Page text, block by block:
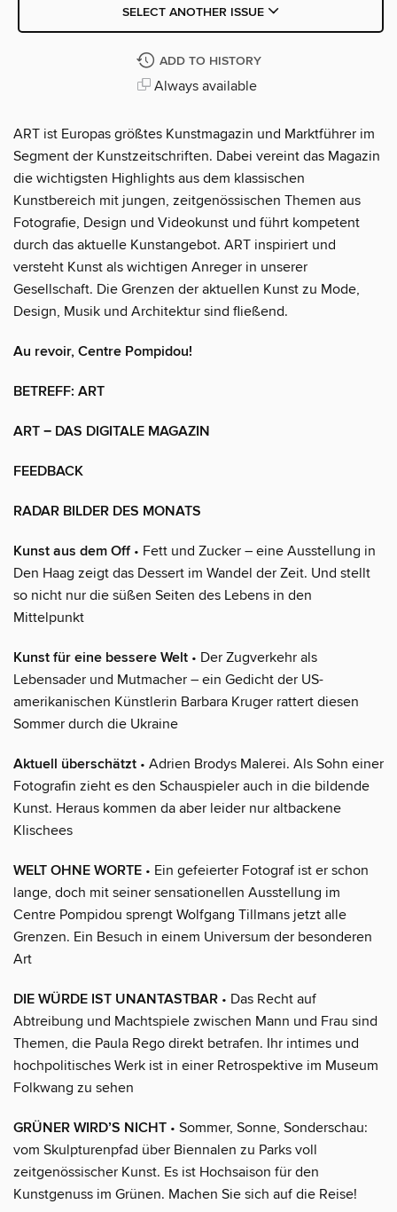
SELECT ANOTHER ISSUE
ADD TO HISTORY
Always available
ART ist Europas größtes Kunstmagazin und Marktführer im
Segment der Kunstzeitschriften. Dabei vereint das Magazin
die wichtigsten Highlights aus dem klassischen
Kunstbereich mit jungen, zeitgenössischen Themen aus
Fotografie, Design und Videokunst und führt kompetent
durch das aktuelle Kunstangebot. ART inspiriert und
versteht Kunst als wichtigen Anreger in unserer
Gesellschaft. Die Grenzen der aktuellen Kunst zu Mode,
Design, Musik und Architektur sind fließend.
Au revoir, Centre Pompidou!
BETREFF: ART
ART − DAS DIGITALE MAGAZIN
FEEDBACK
RADAR BILDER DES MONATS
Kunst aus dem Off• Fett und Zucker – eine Ausstellung in
Den Haag zeigt das Dessert im Wandel der Zeit. Und stellt
so nicht nur die süßen Seiten des Lebens in den
Mittelpunkt
Kunst für eine bessere Welt • Der Zugverkehr als
Lebensader und Mutmacher – ein Gedicht der US-
amerikanischen Künstlerin Barbara Kruger rattert diesen
Sommer durch die Ukraine
Aktuell überschätzt • Adrien Brodys Malerei. Als Sohn einer
Fotografin zieht es den Schauspieler auch in die bildende
Kunst. Heraus kommen da aber leider nur altbackene
Klischees
WELT OHNE WORTE • Ein gefeierter Fotograf ist er schon
lange, doch mit seiner sensationellen Ausstellung im
Centre Pompidou sprengt Wolfgang Tillmans jetzt alle
Grenzen. Ein Besuch in einem Universum der besonderen
Art
DIE WÜRDE IST UNANTASTBAR • Das Recht auf
Abtreibung und Machtspiele zwischen Mann und Frau sind
Themen, die Paula Rego direkt betrafen. Ihr intimes und
hochpolitisches Werk ist in einer Retrospektive im Museum
Folkwang zu sehen
GRÜNER WIRD’S NICHT • Sommer, Sonne, Sonderschau:
vom Skulpturenpfad über Biennalen zu Parks voll
zeitgenössischer Kunst. Es ist Hochsaison für den
Kunstgenuss im Grünen. Machen Sie sich auf die Reise!